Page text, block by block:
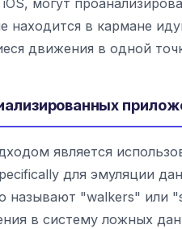
могут
находится в кармане
движения в одной
является
для эмуляции
называют "walkers" или
в систему ложных